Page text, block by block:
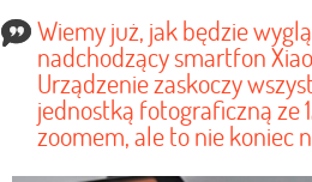
Wiemy już, jak będzie
nadchodzący smartfon
Urządzenie zaskoczy
jednostką fotograficzną ze
zoomem, ale to nie koniec